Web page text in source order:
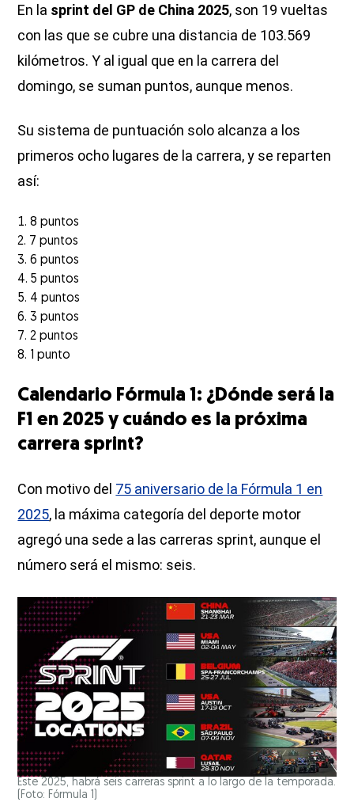
En la sprint del GP de China 2025, son 19 vueltas
con las que se cubre una distancia de 103.569
kilómetros. Y al igual que en la carrera del
domingo, se suman puntos, aunque menos.
Su sistema de puntuación solo alcanza a los
primeros ocho lugares de la carrera, y se reparten
así:
8 puntos
7 puntos
6 puntos
5 puntos
4 puntos
3 puntos
2 puntos
1 punto
Calendario Fórmula 1: ¿Dónde será la
F1 en 2025 y cuándo es la próxima
carrera sprint?
Con motivo del 75 aniversario de la Fórmula 1 en
2025, la máxima categoría del deporte motor
agregó una sede a las carreras sprint, aunque el
número será el mismo: seis.
Este 2025, habrá seis carreras sprint a lo largo de la temporada.
(Foto: Fórmula 1)